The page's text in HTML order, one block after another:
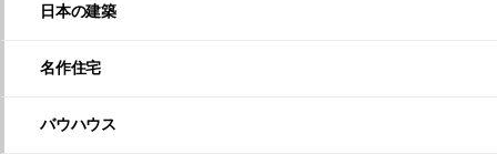
日本の建築
名作住宅
バウハウス